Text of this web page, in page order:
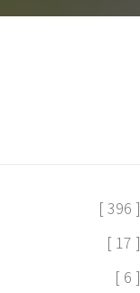
[ 396 ]
[ 17 ]
[ 6 ]